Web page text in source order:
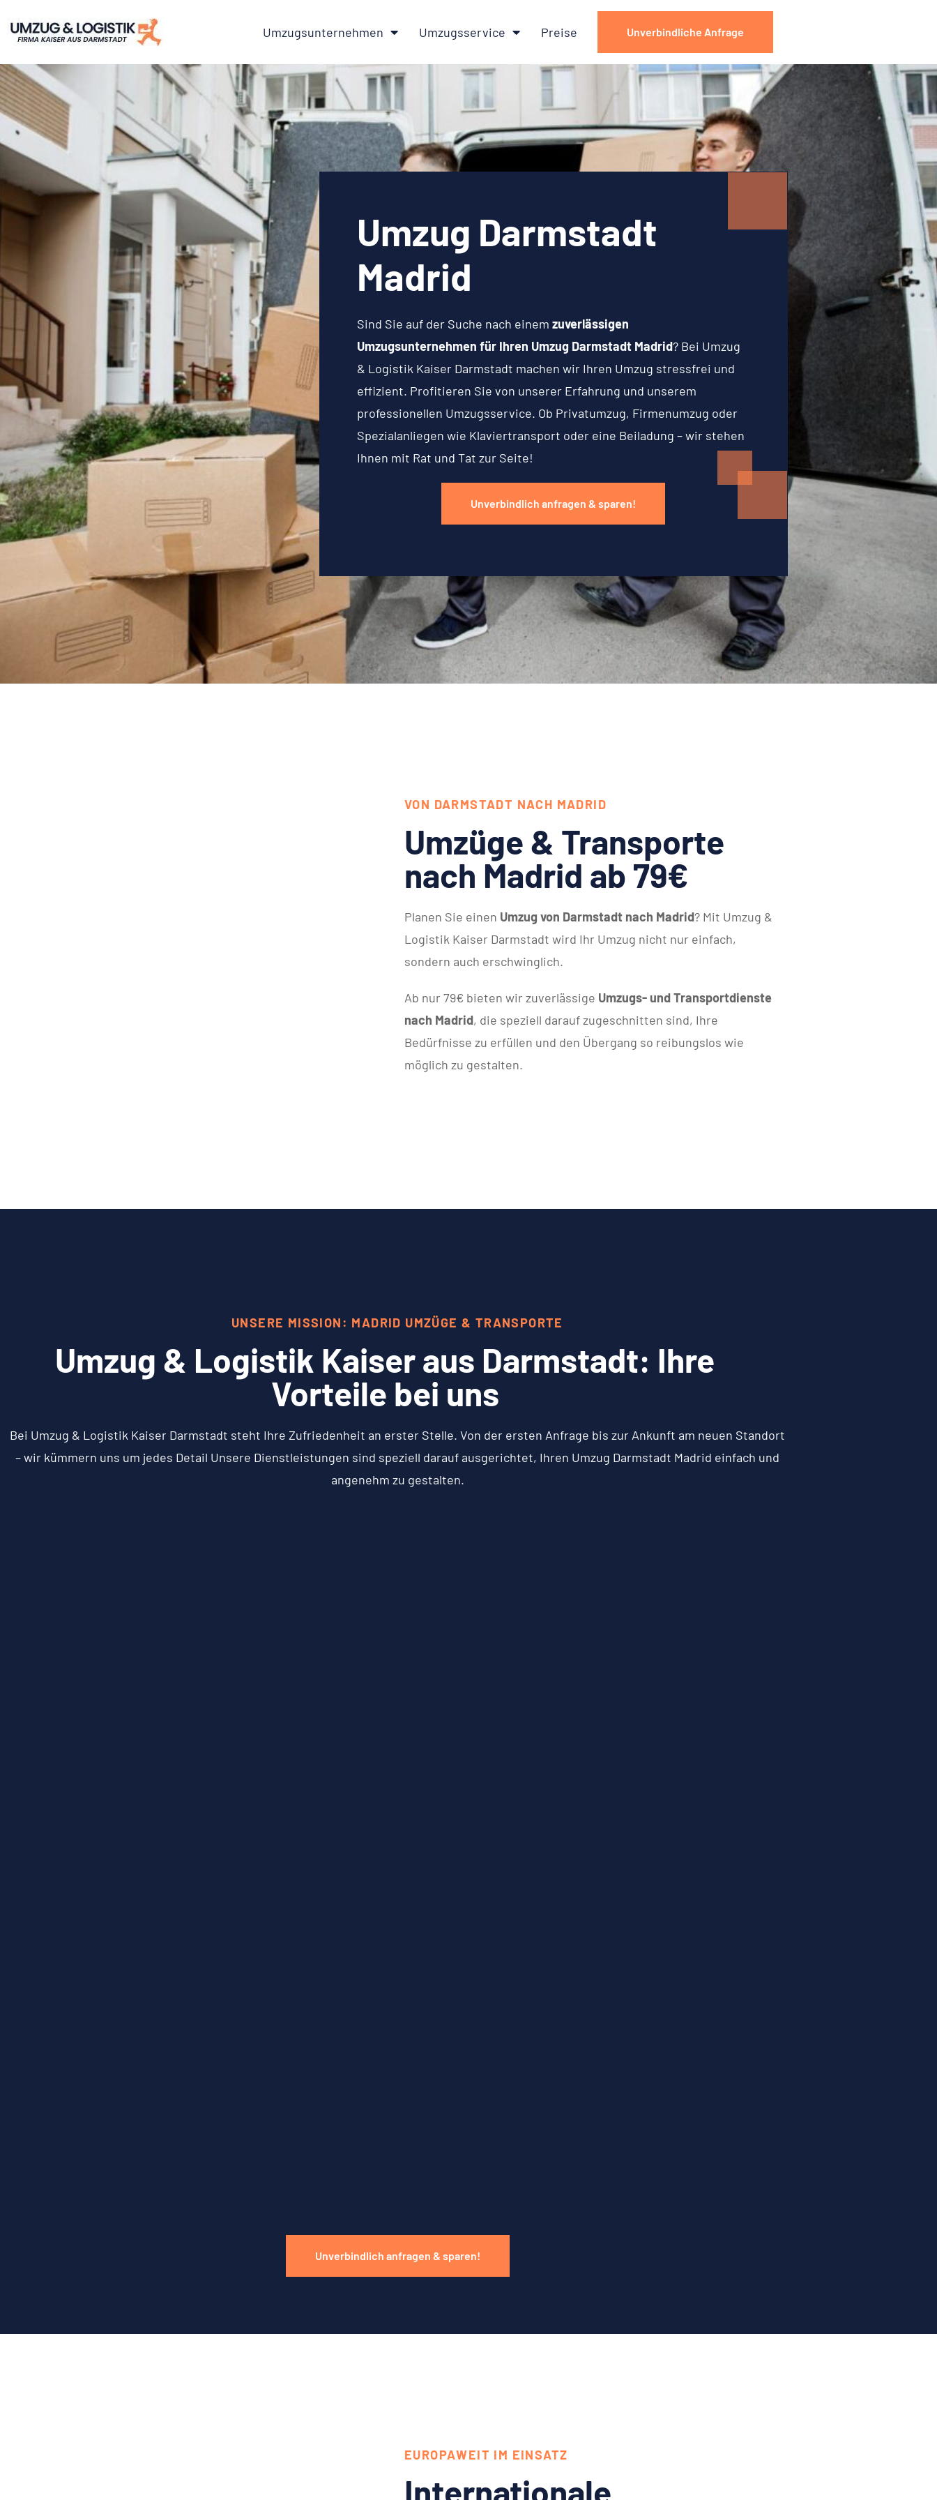
Umzugsunternehmen Umzugsservice Preise Unverbindliche Anfrage
Umzug Darmstadt
Madrid
Sind Sie auf der Suche nach einem zuverlässigen
Umzugsunternehmen für Ihren Umzug Darmstadt Madrid? Bei Umzug
& Logistik Kaiser Darmstadt machen wir Ihren Umzug stressfrei und
effizient. Profitieren Sie von unserer Erfahrung und unserem
professionellen Umzugsservice. Ob Privatumzug, Firmenumzug oder
Spezialanliegen wie Klaviertransport oder eine Beiladung – wir stehen
Ihnen mit Rat und Tat zur Seite!
Unverbindlich anfragen & sparen!
VON DARMSTADT NACH MADRID
Umzüge & Transporte
nach Madrid ab 79€
Planen Sie einen Umzug von Darmstadt nach Madrid? Mit Umzug &
Logistik Kaiser Darmstadt wird Ihr Umzug nicht nur einfach,
sondern auch erschwinglich.
Ab nur 79€ bieten wir zuverlässige Umzugs- und Transportdienste
nach Madrid, die speziell darauf zugeschnitten sind, Ihre
Bedürfnisse zu erfüllen und den Übergang so reibungslos wie
möglich zu gestalten.
UNSERE MISSION: MADRID UMZÜGE & TRANSPORTE
Umzug & Logistik Kaiser aus Darmstadt: Ihre
Vorteile bei uns
Bei Umzug & Logistik Kaiser Darmstadt steht Ihre Zufriedenheit an erster Stelle. Von der ersten Anfrage bis zur Ankunft am neuen Standort
– wir kümmern uns um jedes Detail Unsere Dienstleistungen sind speziell darauf ausgerichtet, Ihren Umzug Darmstadt Madrid einfach und
angenehm zu gestalten.
Unverbindlich anfragen & sparen!
EUROPAWEIT IM EINSATZ
Internationale